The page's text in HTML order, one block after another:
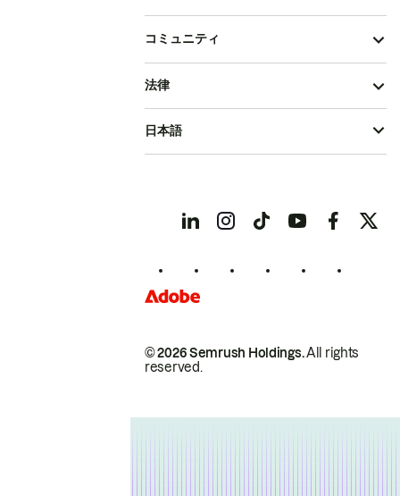
コミュニティ
© 2026 Semrush Holdings.All rights
reserved.
法律
日本語